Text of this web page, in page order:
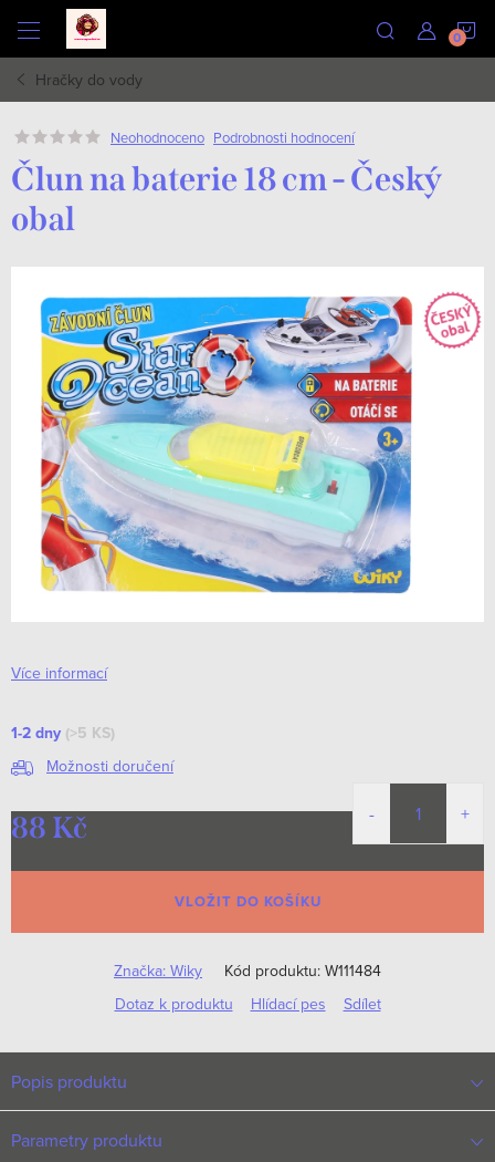
obsah
Hračky do vody
Neohodnoceno Podrobnosti hodnocení
Člun na baterie 18 cm - Český
obal
Více informací
1-2 dny (>5 KS)
Možnosti doručení
88 Kč
cena:
VLOŽIT DO KOŠÍKU
Značka: Wiky Kód produktu: W111484
Dotaz k produktu
Hlídací pes Sdílet
Popis produktu
Parametry produktu